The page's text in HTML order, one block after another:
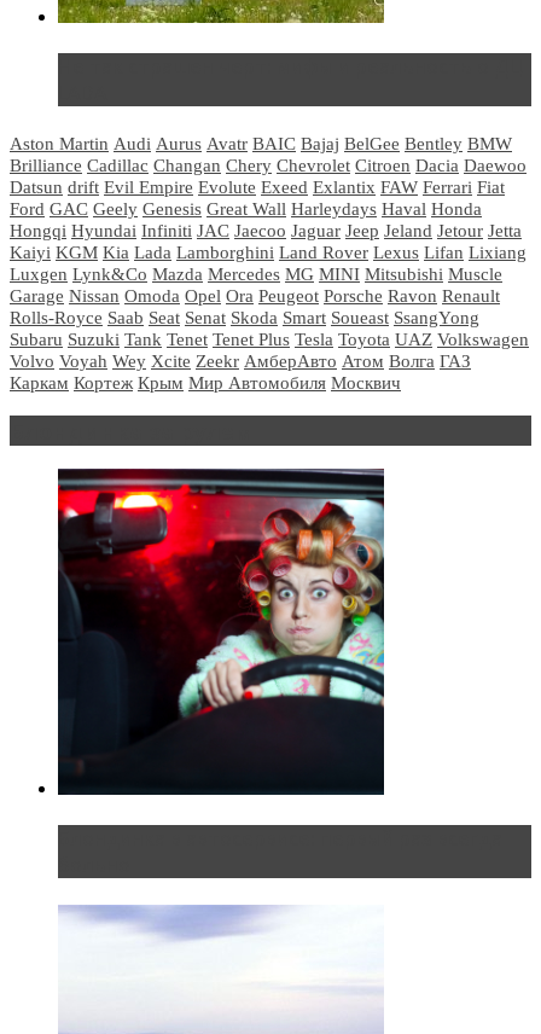
Aston Martin Audi Aurus Avatr BAIC Bajaj BelGee Bentley BMW
Brilliance Cadillac Changan Chery Chevrolet Citroen Dacia Daewoo
Datsun drift Evil Empire Evolute Exeed Exlantix FAW Ferrari Fiat
Ford GAC Geely Genesis Great Wall Harleydays Haval Honda
Hongqi Hyundai Infiniti JAC Jaecoo Jaguar Jeep Jeland Jetour Jetta
Kaiyi KGM Kia Lada Lamborghini Land Rover Lexus Lifan Lixiang
Luxgen Lynk&Co Mazda Mercedes MG MINI Mitsubishi Muscle
Garage Nissan Omoda Opel Ora Peugeot Porsche Ravon Renault
Rolls-Royce Saab Seat Senat Skoda Smart Soueast SsangYong
Subaru Suzuki Tank Tenet Tenet Plus Tesla Toyota UAZ Volkswagen
Volvo Voyah Wey Xcite Zeekr АмберАвто Атом Волга ГАЗ
Каркам Кортеж Крым Мир Автомобиля Москвич